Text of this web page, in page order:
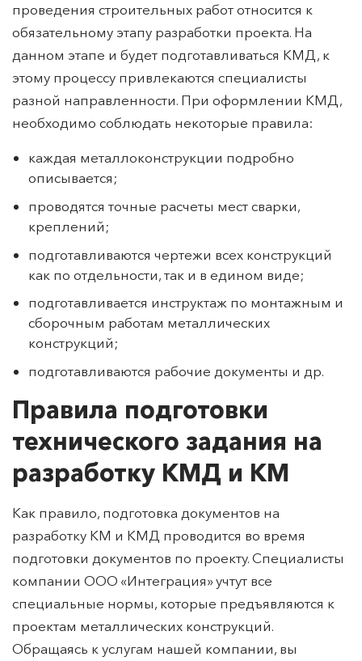
проведения строительных работ относится к
обязательному этапу разработки проекта. На
данном этапе и будет подготавливаться КМД, к
этому процессу привлекаются специалисты
разной направленности. При оформлении КМД,
необходимо соблюдать некоторые правила:
каждая металлоконструкции подробно
описывается;
проводятся точные расчеты мест сварки,
креплений;
подготавливаются чертежи всех конструкций
как по отдельности, так и в едином виде;
подготавливается инструктаж по монтажным и
сборочным работам металлических
конструкций;
подготавливаются рабочие документы и др.
Правила подготовки
технического задания на
разработку КМД и КМ
Как правило, подготовка документов на
разработку КМ и КМД проводится во время
подготовки документов по проекту. Специалисты
компании ООО «Интеграция» учтут все
специальные нормы, которые предъявляются к
проектам металлических конструкций.
Обращаясь к услугам нашей компании, вы